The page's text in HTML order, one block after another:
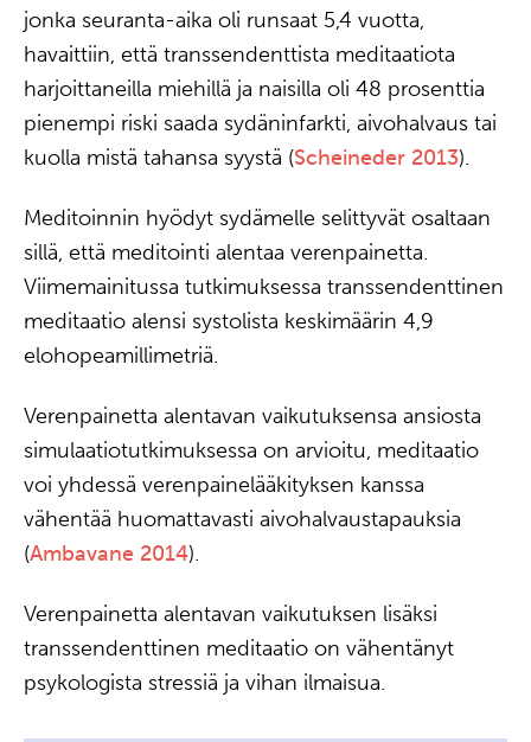
jonka seuranta-aika oli runsaat 5,4 vuotta,
havaittiin, että transsendenttista meditaatiota
harjoittaneilla miehillä ja naisilla oli 48 prosenttia
pienempi riski saada sydäninfarkti, aivohalvaus tai
kuolla mistä tahansa syystä (Scheineder 2013).
Meditoinnin hyödyt sydämelle selittyvät osaltaan
sillä, että meditointi alentaa verenpainetta.
Viimemainitussa tutkimuksessa transsendenttinen
meditaatio alensi systolista keskimäärin 4,9
elohopeamillimetriä.
Verenpainetta alentavan vaikutuksensa ansiosta
simulaatiotutkimuksessa on arvioitu, meditaatio
voi yhdessä verenpainelääkityksen kanssa
vähentää huomattavasti aivohalvaustapauksia
(Ambavane 2014).
Verenpainetta alentavan vaikutuksen lisäksi
transsendenttinen meditaatio on vähentänyt
psykologista stressiä ja vihan ilmaisua.